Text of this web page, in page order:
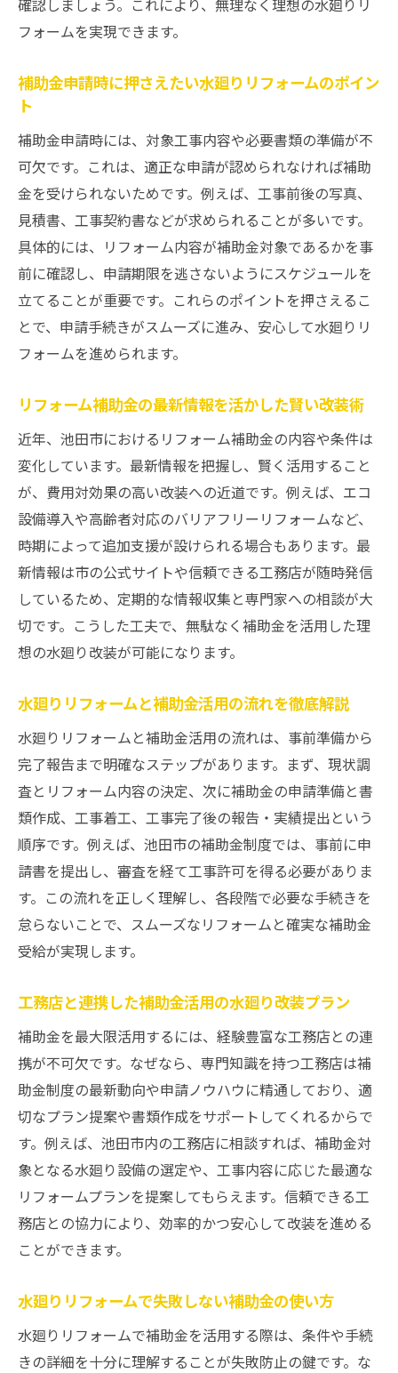
確認しましょう。これにより、無理なく理想の水廻りリ
フォームを実現できます。
補助金申請時に押さえたい水廻りリフォームのポイン
ト
補助金申請時には、対象工事内容や必要書類の準備が不
可欠です。これは、適正な申請が認められなければ補助
金を受けられないためです。例えば、工事前後の写真、
見積書、工事契約書などが求められることが多いです。
具体的には、リフォーム内容が補助金対象であるかを事
前に確認し、申請期限を逃さないようにスケジュールを
立てることが重要です。これらのポイントを押さえるこ
とで、申請手続きがスムーズに進み、安心して水廻りリ
フォームを進められます。
リフォーム補助金の最新情報を活かした賢い改装術
近年、池田市におけるリフォーム補助金の内容や条件は
変化しています。最新情報を把握し、賢く活用すること
が、費用対効果の高い改装への近道です。例えば、エコ
設備導入や高齢者対応のバリアフリーリフォームなど、
時期によって追加支援が設けられる場合もあります。最
新情報は市の公式サイトや信頼できる工務店が随時発信
しているため、定期的な情報収集と専門家への相談が大
切です。こうした工夫で、無駄なく補助金を活用した理
想の水廻り改装が可能になります。
水廻りリフォームと補助金活用の流れを徹底解説
水廻りリフォームと補助金活用の流れは、事前準備から
完了報告まで明確なステップがあります。まず、現状調
査とリフォーム内容の決定、次に補助金の申請準備と書
類作成、工事着工、工事完了後の報告・実績提出という
順序です。例えば、池田市の補助金制度では、事前に申
請書を提出し、審査を経て工事許可を得る必要がありま
す。この流れを正しく理解し、各段階で必要な手続きを
怠らないことで、スムーズなリフォームと確実な補助金
受給が実現します。
工務店と連携した補助金活用の水廻り改装プラン
補助金を最大限活用するには、経験豊富な工務店との連
携が不可欠です。なぜなら、専門知識を持つ工務店は補
助金制度の最新動向や申請ノウハウに精通しており、適
切なプラン提案や書類作成をサポートしてくれるからで
す。例えば、池田市内の工務店に相談すれば、補助金対
象となる水廻り設備の選定や、工事内容に応じた最適な
リフォームプランを提案してもらえます。信頼できる工
務店との協力により、効率的かつ安心して改装を進める
ことができます。
水廻りリフォームで失敗しない補助金の使い方
水廻りリフォームで補助金を活用する際は、条件や手続
きの詳細を十分に理解することが失敗防止の鍵です。な